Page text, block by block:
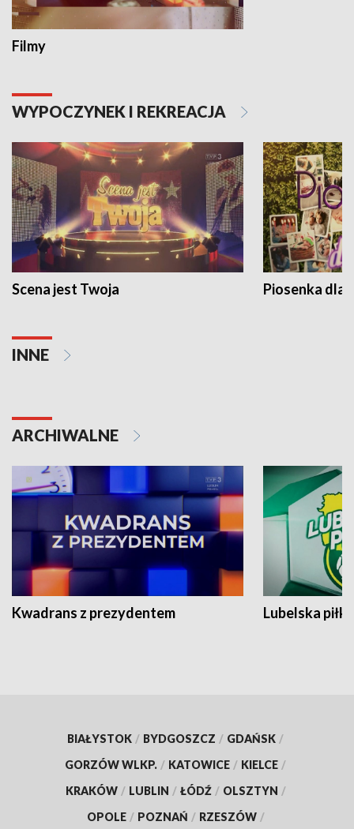
Filmy
WYPOCZYNEK I REKREACJA
Scena jest Twoja Piosenka dla
INNE
ARCHIWALNE
Kwadrans z prezydentem Lubelska piłka
BIAŁYSTOK / BYDGOSZCZ / GDAŃSK /
GORZÓW WLKP. / KATOWICE / KIELCE /
KRAKÓW / LUBLIN / ŁÓDŹ / OLSZTYN /
OPOLE / POZNAŃ / RZESZÓW /